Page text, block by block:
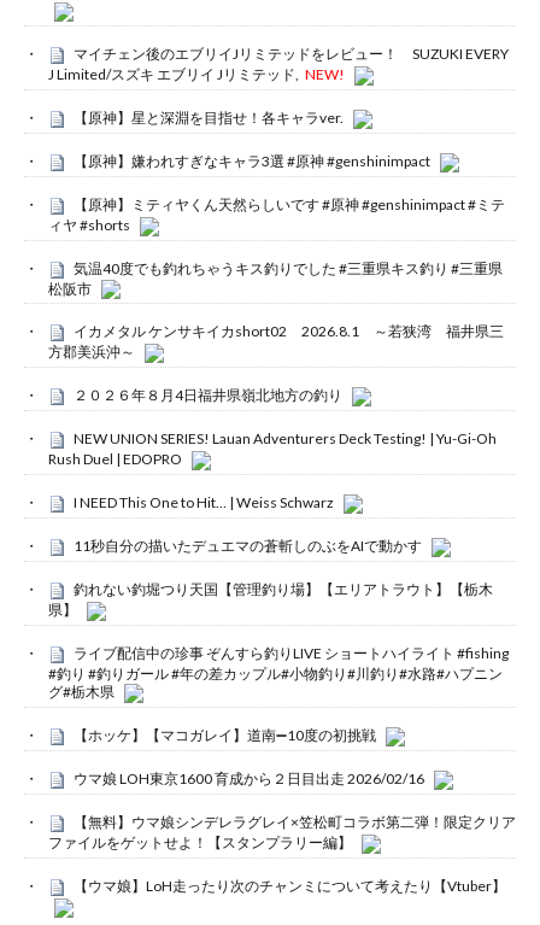
マイチェン後のエブリイJリミテッドをレビュー！ SUZUKI EVERY
J Limited/スズキ エブリイ Jリミテッド, NEW!
【原神】星と深淵を目指せ！各キャラver.
【原神】嫌われすぎなキャラ3選 #原神 #genshinimpact
【原神】ミティヤくん天然らしいです #原神 #genshinimpact #ミテ
ィヤ #shorts
気温40度でも釣れちゃうキス釣りでした #三重県キス釣り #三重県
松阪市
イカメタル ケンサキイカshort02 2026.8.1 ～若狭湾 福井県三
方郡美浜沖～
２０２６年８月4日福井県嶺北地方の釣り
NEW UNION SERIES! Lauan Adventurers Deck Testing! | Yu-Gi-Oh
Rush Duel | EDOPRO
I NEED This One to Hit… | Weiss Schwarz
11秒自分の描いたデュエマの蒼斬しのぶをAIで動かす
釣れない釣堀つり天国【管理釣り場】【エリアトラウト】【栃木
県】
ライブ配信中の珍事 ぞんすら釣りLIVE ショートハイライト #fishing
#釣り #釣りガール #年の差カップル#小物釣り#川釣り#水路#ハプニン
グ#栃木県
【ホッケ】【マコガレイ】道南➖10度の初挑戦
ウマ娘 LOH東京1600 育成から２日目出走 2026/02/16
【無料】ウマ娘シンデレラグレイ×笠松町コラボ第二弾！限定クリア
ファイルをゲットせよ！【スタンプラリー編】
【ウマ娘】LoH走ったり次のチャンミについて考えたり【Vtuber】